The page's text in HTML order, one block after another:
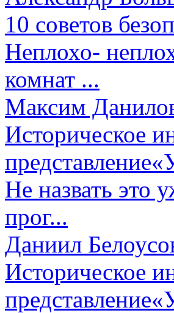
10 советов
Неплохо-
комнат ...
Максим
Историческое
Не назвать это
прог...
Даниил
Историческое